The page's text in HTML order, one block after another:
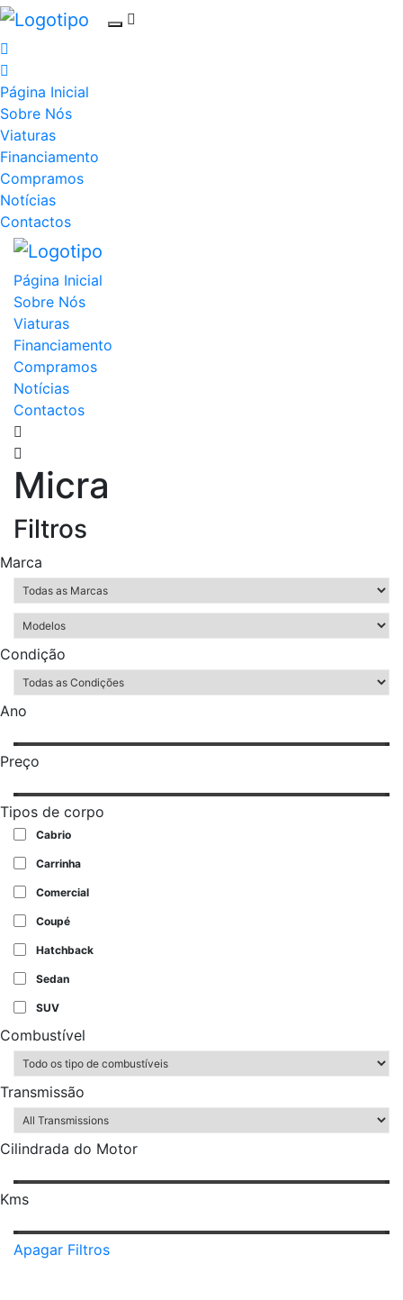
Página Inicial
Sobre Nós
Viaturas
Financiamento
Compramos
Notícias
Contactos
Página Inicial
Sobre Nós
Viaturas
Financiamento
Compramos
Notícias
Contactos
Micra
Filtros
Marca
Condição
Ano
Preço
Tipos de corpo
Cabrio
Carrinha
Comercial
Coupé
Hatchback
Sedan
SUV
Combustível
Transmissão
Cilindrada do Motor
Kms
Apagar Filtros